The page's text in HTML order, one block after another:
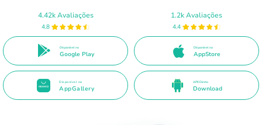
4.42k Avaliações
4.8
Disponível no
Google Play
1.2k Avaliações
4.4
Disponível na
AppStore
Disponível na
AppGallery
APK Direto
Download